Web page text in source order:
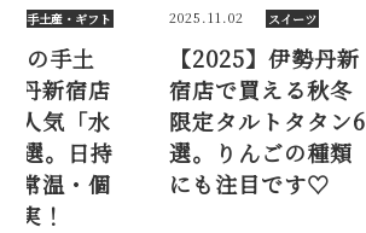
手土産・ギフト
の手土
丹新宿店
人気「水
選。日持
常温・個
実！
2025.11.02 スイーツ
【2025】伊勢丹新
宿店で買える秋冬
限定タルトタタン6
選。りんごの種類
にも注目です♡